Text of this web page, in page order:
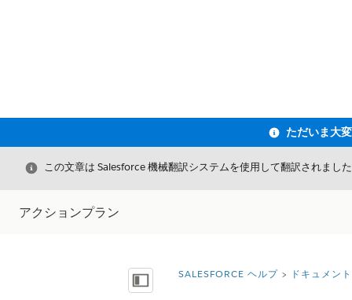
閉じる
この文章は Salesforce 機械翻訳システムを使用して翻訳されまし
アクションプラン
目次を表示詳細情報:
SALESFORCE ヘルプ ドキュメント